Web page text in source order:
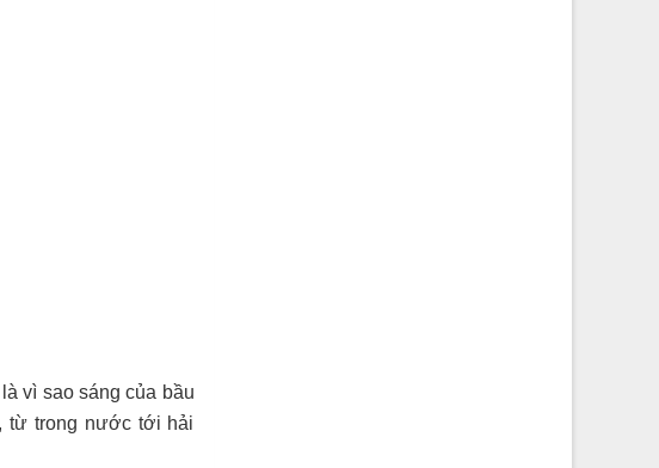
vì sao sáng của bầu
từ trong nước tới hải